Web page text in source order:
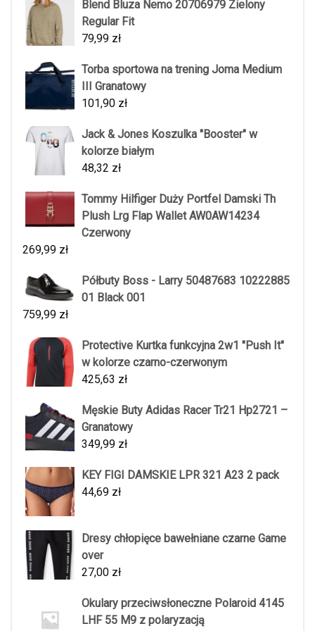
Blend Bluza Nemo 20706979 Zielony
Regular Fit
79,99 zł
Torba sportowa na trening Joma Medium
III Granatowy
101,90 zł
Jack & Jones Koszulka "Booster" w
kolorze białym
48,32 zł
Tommy Hilfiger Duży Portfel Damski Th
Plush Lrg Flap Wallet AW0AW14234
Czerwony
269,99 zł
Półbuty Boss - Larry 50487683 10222885
01 Black 001
759,99 zł
Protective Kurtka funkcyjna 2w1 "Push It"
w kolorze czarno-czerwonym
425,63 zł
Męskie Buty Adidas Racer Tr21 Hp2721 –
Granatowy
349,99 zł
KEY FIGI DAMSKIE LPR 321 A23 2 pack
44,69 zł
Dresy chłopięce bawełniane czarne Game
over
27,00 zł
Okulary przeciwsłoneczne Polaroid 4145
LHF 55 M9 z polaryzacją